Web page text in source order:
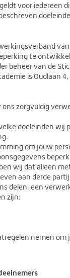
voor iedereen
te
beheer van de
is Oudlaan
ons zorgvuldig
doeleinden
om jouw
wij dat alleen
aan derde
delen, een
zijn:
nemen